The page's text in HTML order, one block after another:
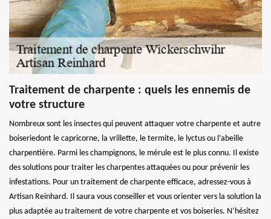
Traitement de charpente : quels les ennemis de
votre structure
Nombreux sont les insectes qui peuvent attaquer votre charpente et autre
boiseriedont le capricorne, la vrillette, le termite, le lyctus ou l’abeille
charpentière. Parmi les champignons, le mérule est le plus connu. Il existe
des solutions pour traiter les charpentes attaquées ou pour prévenir les
infestations. Pour un traitement de charpente efficace, adressez-vous à
Artisan Reinhard. Il saura vous conseiller et vous orienter vers la solution la
plus adaptée au traitement de votre charpente et vos boiseries. N’hésitez